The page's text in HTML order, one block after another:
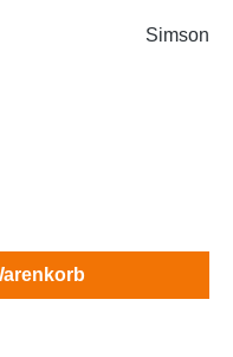
Simson
Wert ein